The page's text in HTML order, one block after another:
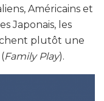
Américains et
Japonais, les
plutôt une
Family Play).